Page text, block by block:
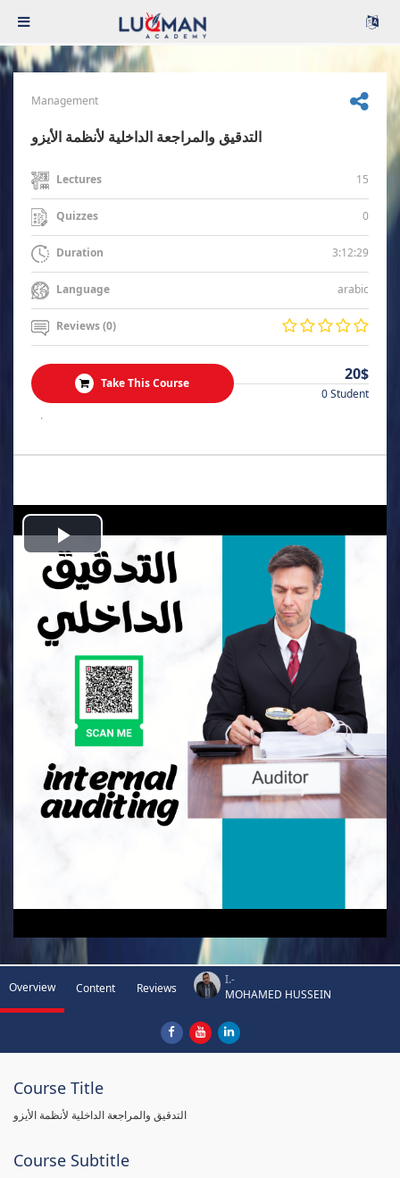
Management
التدقيق والمراجعة الداخلية لأنظمة الأيزو
Lectures 15
Quizzes 0
Duration 3:12:29
Language arabic
Reviews (0)
Take This Course 20$
0 Student
.
Play
Video
Overview Content Reviews
I.-
MOHAMED HUSSEIN
Course Title
التدقيق والمراجعة الداخلية لأنظمة الأيزو
Course Subtitle